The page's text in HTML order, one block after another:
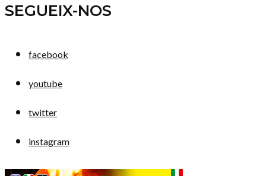
SEGUEIX-NOS
facebook
youtube
twitter
instagram